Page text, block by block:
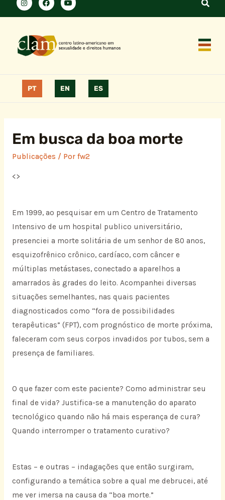
PT EN ES
Em busca da boa morte
Publicações / Por fw2
<>
Em 1999, ao pesquisar em um Centro de Tratamento
Intensivo de um hospital publico universitário,
presenciei a morte solitária de um senhor de 80 anos,
esquizofrênico crônico, cardíaco, com câncer e
múltiplas metástases, conectado a aparelhos a
amarrados às grades do leito. Acompanhei diversas
situações semelhantes, nas quais pacientes
diagnosticados como “fora de possibilidades
terapêuticas” (FPT), com prognóstico de morte próxima,
faleceram com seus corpos invadidos por tubos, sem a
presença de familiares.
O que fazer com este paciente? Como administrar seu
final de vida? Justifica-se a manutenção do aparato
tecnológico quando não há mais esperança de cura?
Quando interromper o tratamento curativo?
Estas – e outras – indagações que então surgiram,
configurando a temática sobre a qual me debrucei, até
me ver imersa na causa da “boa morte.”